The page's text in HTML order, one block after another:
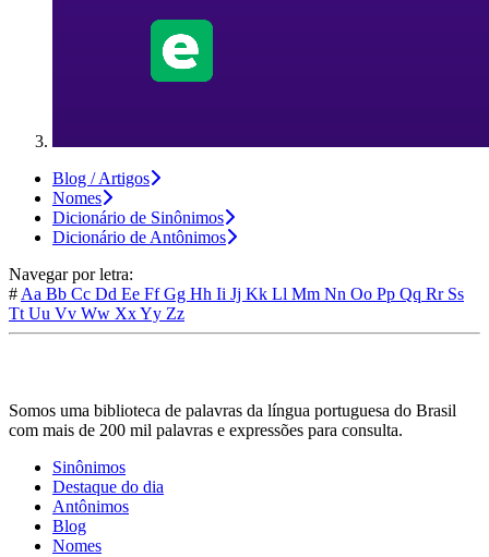
Blog / Artigos
Nomes
Dicionário de Sinônimos
Dicionário de Antônimos
Navegar por letra:
# Aa Bb Cc Dd Ee FfGg Hh Ii Jj Kk Ll Mm Nn Oo Pp Qq Rr Ss
Tt Uu Vv Ww XxYy Zz
Somos uma biblioteca de palavras da língua portuguesa do Brasil
com mais de 200 mil palavras e expressões para consulta.
Sinônimos
Destaque do dia
Antônimos
Blog
Nomes